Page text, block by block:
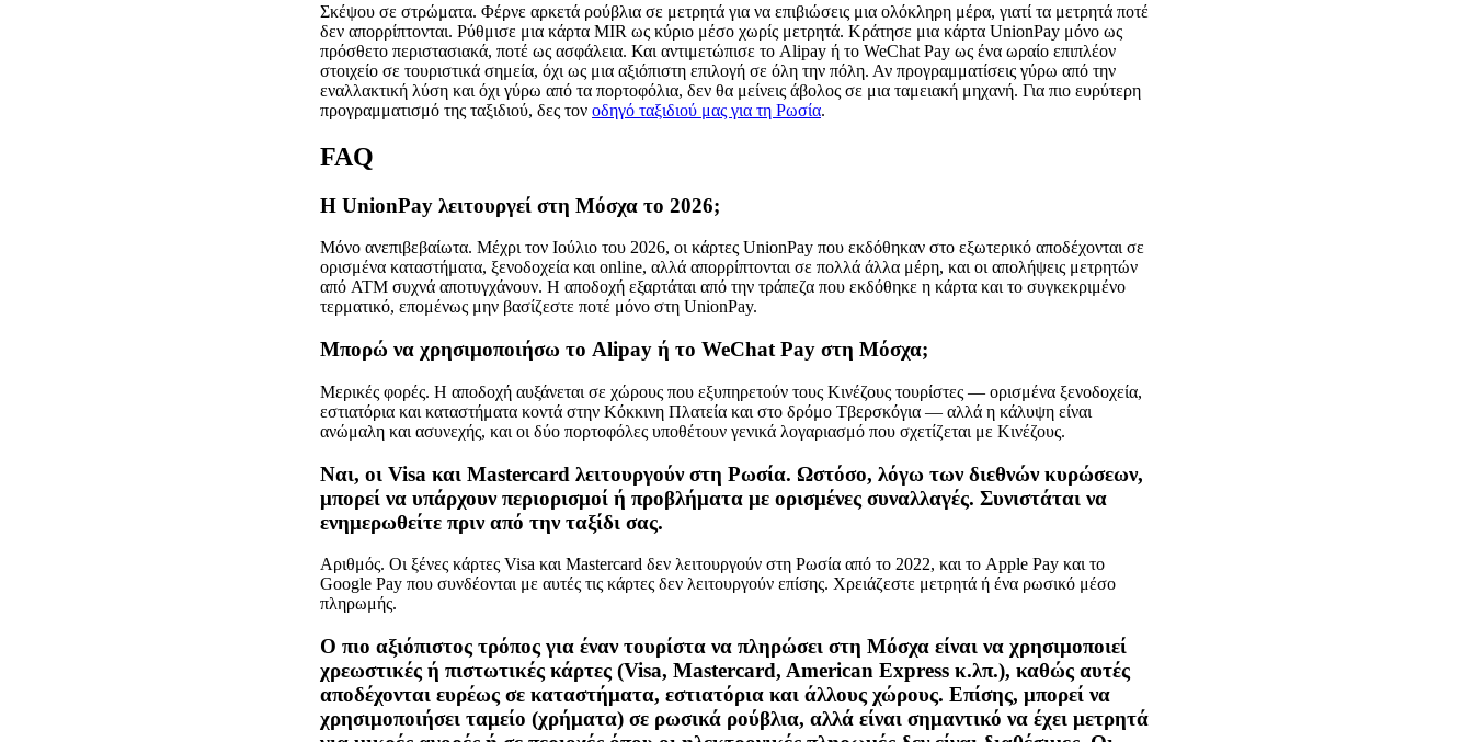
Σκέψου σε στρώματα. Φέρνε αρκετά ρούβλια σε μετρητά για να επιβιώσεις μια ολόκληρη μέρα, γιατί τα μετρητά ποτέ
δεν απορρίπτονται. Ρύθμισε μια κάρτα MIR ως κύριο μέσο χωρίς μετρητά. Κράτησε μια κάρτα UnionPay μόνο ως
πρόσθετο περιστασιακά, ποτέ ως ασφάλεια. Και αντιμετώπισε το Alipay ή το WeChat Pay ως ένα ωραίο επιπλέον
στοιχείο σε τουριστικά σημεία, όχι ως μια αξιόπιστη επιλογή σε όλη την πόλη. Αν προγραμματίσεις γύρω από την
εναλλακτική λύση και όχι γύρω από τα πορτοφόλια, δεν θα μείνεις άβολος σε μια ταμειακή μηχανή. Για πιο ευρύτερη
προγραμματισμό της ταξιδιού, δες τον οδηγό ταξιδιού μας για τη Ρωσία.
FAQ
Η UnionPay λειτουργεί στη Μόσχα το 2026;
Μόνο ανεπιβεβαίωτα. Μέχρι τον Ιούλιο του 2026, οι κάρτες UnionPay που εκδόθηκαν στο εξωτερικό αποδέχονται σε
ορισμένα καταστήματα, ξενοδοχεία και online, αλλά απορρίπτονται σε πολλά άλλα μέρη, και οι απολήψεις μετρητών
από ATM συχνά αποτυγχάνουν. Η αποδοχή εξαρτάται από την τράπεζα που εκδόθηκε η κάρτα και το συγκεκριμένο
τερματικό, επομένως μην βασίζεστε ποτέ μόνο στη UnionPay.
Μπορώ να χρησιμοποιήσω το Alipay ή το WeChat Pay στη Μόσχα;
Μερικές φορές. Η αποδοχή αυξάνεται σε χώρους που εξυπηρετούν τους Κινέζους τουρίστες — ορισμένα ξενοδοχεία,
εστιατόρια και καταστήματα κοντά στην Κόκκινη Πλατεία και στο δρόμο Τβερσκόγια — αλλά η κάλυψη είναι
ανώμαλη και ασυνεχής, και οι δύο πορτοφόλες υποθέτουν γενικά λογαριασμό που σχετίζεται με Κινέζους.
Ναι, οι Visa και Mastercard λειτουργούν στη Ρωσία. Ωστόσο, λόγω των διεθνών κυρώσεων,
μπορεί να υπάρχουν περιορισμοί ή προβλήματα με ορισμένες συναλλαγές. Συνιστάται να
ενημερωθείτε πριν από την ταξίδι σας.
Αριθμός. Οι ξένες κάρτες Visa και Mastercard δεν λειτουργούν στη Ρωσία από το 2022, και το Apple Pay και το
Google Pay που συνδέονται με αυτές τις κάρτες δεν λειτουργούν επίσης. Χρειάζεστε μετρητά ή ένα ρωσικό μέσο
πληρωμής.
Ο πιο αξιόπιστος τρόπος για έναν τουρίστα να πληρώσει στη Μόσχα είναι να χρησιμοποιεί
χρεωστικές ή πιστωτικές κάρτες (Visa, Mastercard, American Express κ.λπ.), καθώς αυτές
αποδέχονται ευρέως σε καταστήματα, εστιατόρια και άλλους χώρους. Επίσης, μπορεί να
χρησιμοποιήσει ταμείο (χρήματα) σε ρωσικά ρούβλια, αλλά είναι σημαντικό να έχει μετρητά